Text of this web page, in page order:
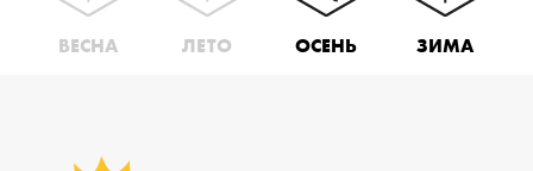
ВЕСНА ЛЕТО ОСЕНЬ ЗИМА